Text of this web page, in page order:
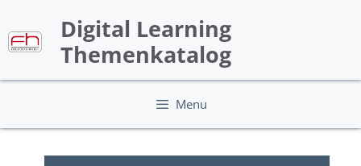
content
Digital Learning
Themenkatalog
Menu